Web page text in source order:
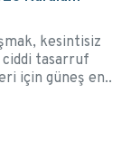
en büyük
sistemlerinden
enerji de..